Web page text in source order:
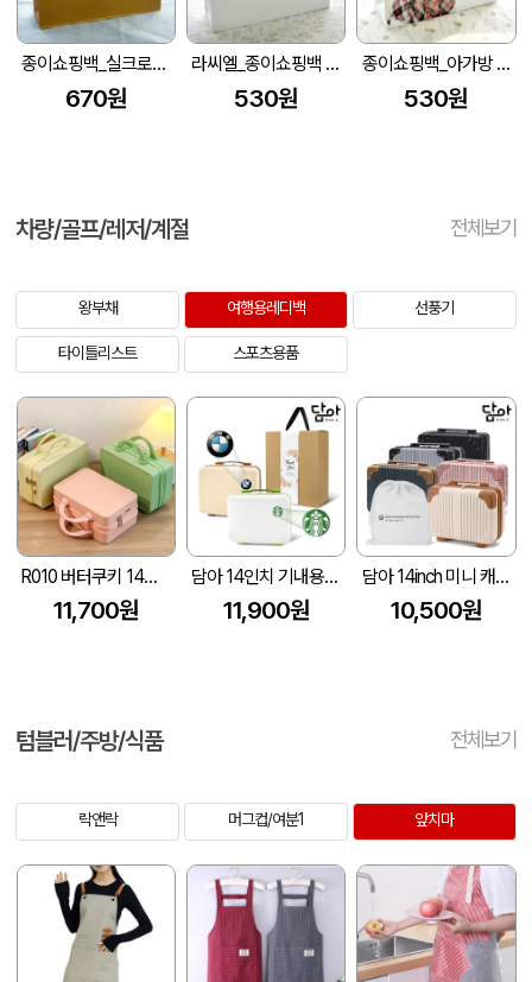
종이쇼핑백_실크로드 (380x100x370mm)
670원
라씨엘_종이쇼핑백 (330x100x260mm)
530원
종이쇼핑백_아가방 (320x100x280mm)
530원
차량/골프/레저/계절 전체보기
왕부채 여행용레디백 선풍기
타이틀리스트 스포츠용품
R010 버터쿠키 14인치 레디백
11,700원
담아 14인치 기내용 미니캐리어 레디백 2세대
11,900원
담아 14inch 미니 캐리어 결합백 레디백
10,500원
텀블러/주방/식품 전체보기
락앤락 머그컵/여분1 앞치마